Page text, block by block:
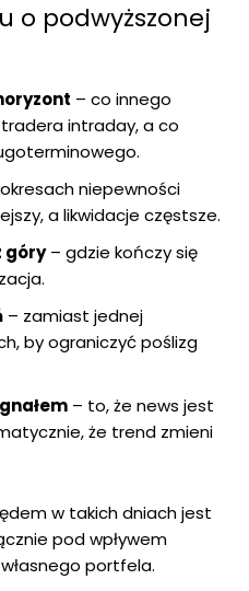
o podwyższonej
– co innego
intraday, a co
niepewności
a likwidacje częstsze.
góry– gdzie kończy się
– zamiast jednej
by ograniczyć poślizg
– to, że news jest
że trend zmieni
w takich dniach jest
pod wpływem
portfela.